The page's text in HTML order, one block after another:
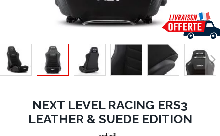
NEXT LEVEL RACING ERS3
LEATHER & SUEDE EDITION